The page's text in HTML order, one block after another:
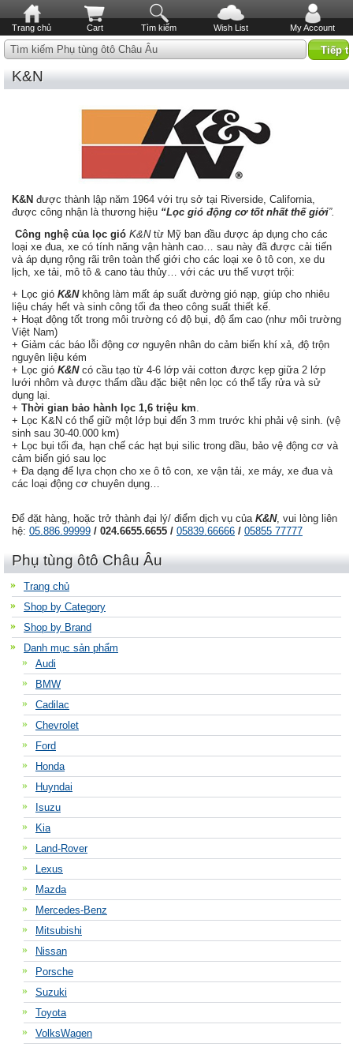
Trang chủ Cart Tìm kiếm Wish List My Account
Tìm kiếm Phụ tùng ôtô Châu Âu
K&N
K&N được thành lập năm 1964 với trụ sở tại Riverside, California,
được công nhận là thương hiệu “Lọc gió động cơ tốt nhất thế giới”.
Công nghệ của lọc gió K&Ntừ Mỹ ban đầu được áp dụng cho các
loại xe đua, xe có tính năng vận hành cao… sau này đã được cải tiến
và áp dụng rộng rãi trên toàn thế giới cho các loại xe ô tô con, xe du
lịch, xe tải, mô tô & cano tàu thủy… với các ưu thế vượt trội:
+ Lọc gió K&Nkhông làm mất áp suất đường gió nạp, giúp cho nhiêu
liệu cháy hết và sinh công tối đa theo công suất thiết kế.
+ Hoạt động tốt trong môi trường có độ bụi, độ ẩm cao (như môi trường
Việt Nam)
+ Giảm các báo lỗi động cơ nguyên nhân do cảm biến khí xả, độ trộn
nguyên liệu kém
+ Lọc gió K&Ncó cầu tạo từ 4-6 lớp vải cotton được kẹp giữa 2 lớp
lưới nhôm và được thấm dầu đặc biệt nên lọc có thể tẩy rửa và sử
dụng lại.
+ Thời gian bảo hành lọc 1,6 triệu km.
+ Lọc K&N có thể giữ một lớp bụi đến 3 mm trước khi phải vệ sinh. (vệ
sinh sau 30-40.000 km)
+ Lọc bụi tối đa, hạn chế các hạt bụi silic trong dầu, bảo vệ động cơ và
cảm biến gió sau lọc
+ Đa dạng để lựa chọn cho xe ô tô con, xe vận tải, xe máy, xe đua và
các loại động cơ chuyên dụng…
Để đặt hàng, hoặc trở thành đại lý/ điểm dịch vụ củaK&N, vui lòng liên
hệ: 05.886.99999 / 024.6655.6655 / 05839.66666 / 05855 77777
Phụ tùng ôtô Châu Âu
Trang chủ
Shop by Category
Shop by Brand
Danh mục sản phẩm
Audi
BMW
Cadilac
Chevrolet
Ford
Honda
Huyndai
Isuzu
Kia
Land-Rover
Lexus
Mazda
Mercedes-Benz
Mitsubishi
Nissan
Porsche
Suzuki
Toyota
VolksWagen